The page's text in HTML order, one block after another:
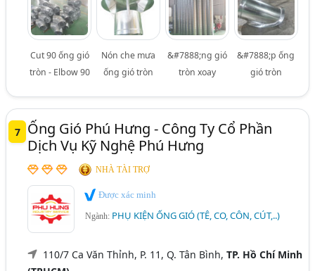
Cut 90 ống gió
tròn - Elbow 90
Nón che mưa
ống gió tròn
&#7888;ng gió
tròn xoay
&#7888;p ống
gió tròn
7
Ống Gió Phú Hưng - Công Ty Cổ Phần
Dịch Vụ Kỹ Nghệ Phú Hưng
NHÀ TÀI TRỢ
Được xác minh
Ngành: PHỤ KIỆN ỐNG GIÓ (TÊ, CO, CÔN, CÚT,..)
110/7 Ca Văn Thỉnh, P. 11, Q. Tân Bình,TP. Hồ Chí Minh